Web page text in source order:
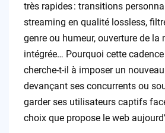
très rapides : transitions
streaming en qualité lossless,
genre ou humeur, ouverture de la
intégrée… Pourquoi cette
cherche-t-il à imposer un
devançant ses concurrents ou
garder ses utilisateurs captifs
choix que propose le web